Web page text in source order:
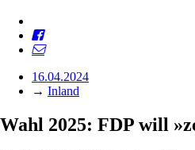
16.04.2024
→ Inland
Wahl 2025: FDP will